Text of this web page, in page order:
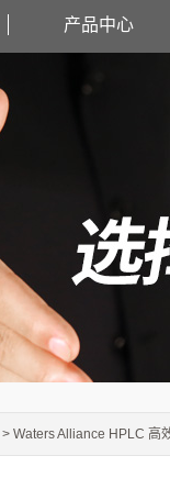
产品中心
> Waters Alliance HPLC 高